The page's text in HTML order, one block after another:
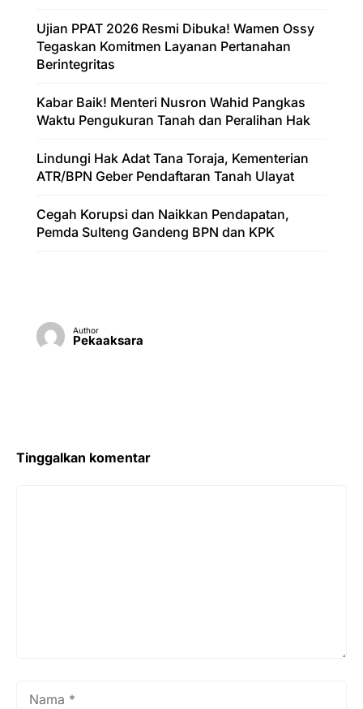
Ujian PPAT 2026 Resmi Dibuka! Wamen Ossy
Tegaskan Komitmen Layanan Pertanahan
Berintegritas
Kabar Baik! Menteri Nusron Wahid Pangkas
Waktu Pengukuran Tanah dan Peralihan Hak
Lindungi Hak Adat Tana Toraja, Kementerian
ATR/BPN Geber Pendaftaran Tanah Ulayat
Cegah Korupsi dan Naikkan Pendapatan,
Pemda Sulteng Gandeng BPN dan KPK
Author
Pekaaksara
Tinggalkan komentar